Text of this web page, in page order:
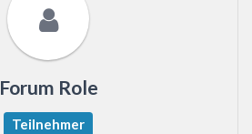
Forum Role
Teilnehmer